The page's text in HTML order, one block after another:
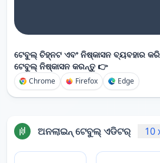
ଟେବୁଲ୍ ଚିହ୍ନଟ ଏବଂ ନିଷ୍କାସନ ବ୍ୟବହାର
ଟେବୁଲ୍ ନିଷ୍କାସନ କରନ୍ତୁ 👉
Chrome Firefox Edge
ଅନଲାଇନ୍ ଟେବୁଲ୍ ଏଡିଟର୍ 10